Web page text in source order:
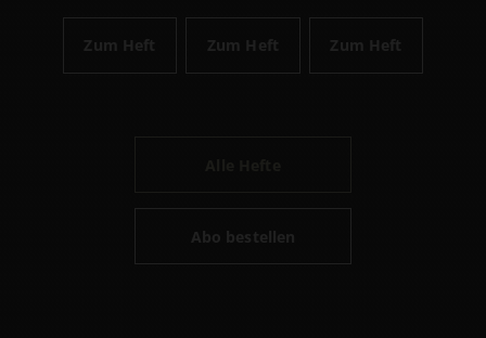
Zum Heft Zum Heft Zum Heft
Abo bestellen